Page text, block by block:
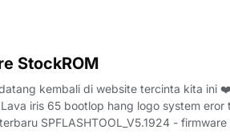
StockROM
kembali di website tercinta kita ini
iris 65 bootlop hang logo system
SPFLASHTOOL_V5.1924 -